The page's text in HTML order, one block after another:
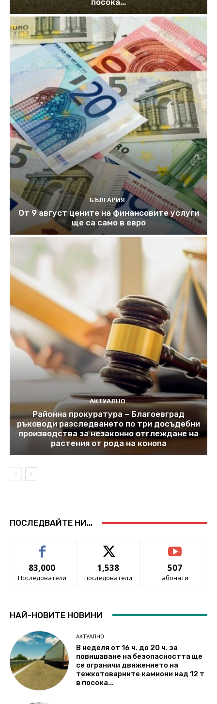
БЪЛГАРИЯ
От 9 август цените на финансовите услуги
ще са само в евро
АКТУАЛНО
Районна прокуратура – Благоевград
ръководи разследването по три досъдебни
производства за незаконно отглеждане на
растения от рода на конопа
ПОСЛЕДВАЙТЕ НИ...
83,000
Последователи
1,538
последователи
507
абонати
НАЙ-НОВИТЕ НОВИНИ
АКТУАЛНО
В неделя от 16 ч. до 20 ч. за
повишаване на безопасността ще
се ограничи движението на
тежкотоварните камиони над 12 т
в посока...